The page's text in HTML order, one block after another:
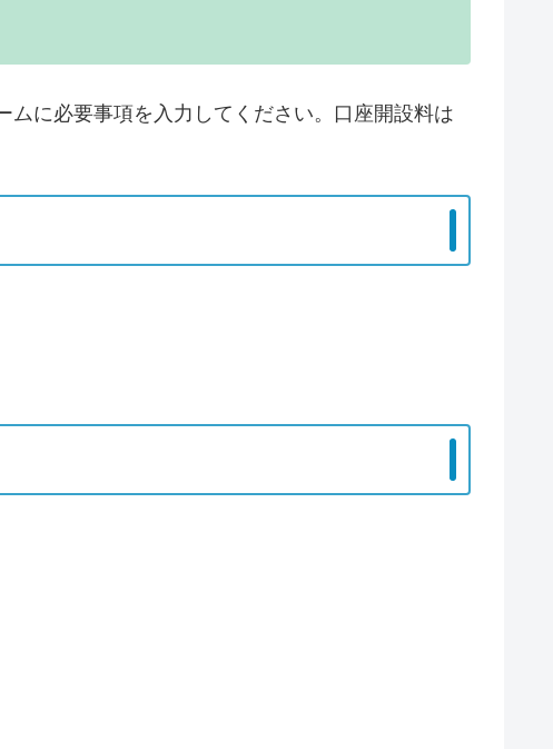
に必要事項を入力してください。口座開設料は